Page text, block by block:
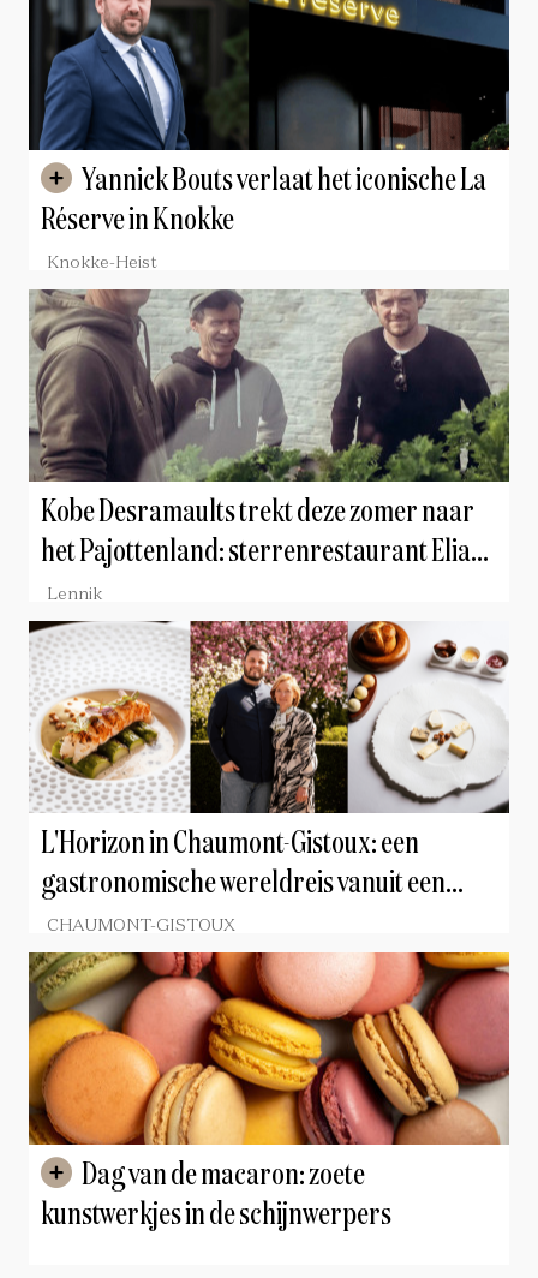
Réserve in Knokke
Knokke-Heist
Kobe Desramaults trekt deze zomer naar
het Pajottenland: sterrenrestaurant Eliane
verruilt Brussel voor een unieke boerderij
Lennik
L'Horizon in Chaumont-Gistoux: een
gastronomische wereldreis vanuit een
familiale visie
CHAUMONT-GISTOUX
kunstwerkjes in de schijnwerpers